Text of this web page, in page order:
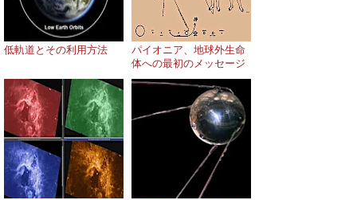
低軌道とその利用方法
パイオニア、地球外生命
体への最初のメッセージ